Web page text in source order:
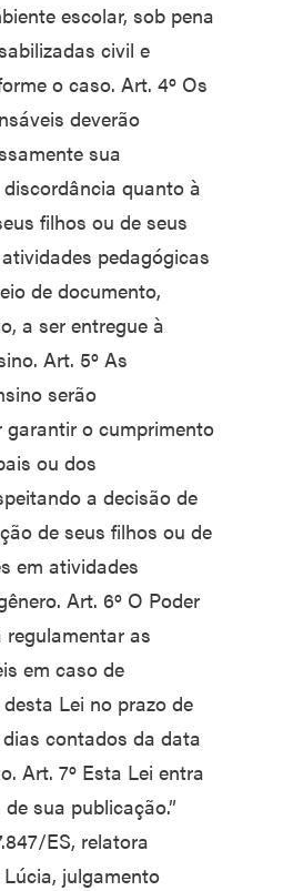
escolar, sob pena
civil e
o caso. Art. 4º Os
deverão
sua
quanto à
filhos ou de seus
pedagógicas
de documento,
a ser entregue à
Art. 5º As
serão
garantir o cumprimento
ou dos
a decisão de
de seus filhos ou de
em atividades
Art. 6º O Poder
regulamentar as
em caso de
Lei no prazo de
contados da data
Art. 7º Esta Lei entra
sua publicação.”
ES, relatora
julgamento